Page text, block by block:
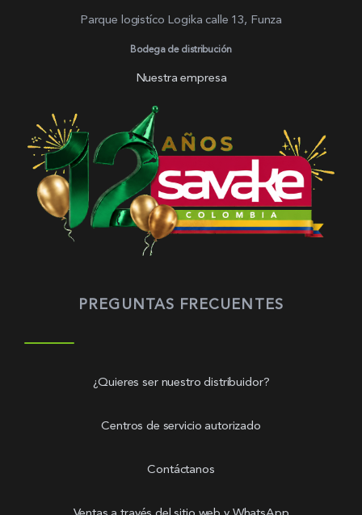
Parque logistíco Logika calle 13, Funza
Bodega de distribución
Nuestra empresa
PREGUNTAS FRECUENTES
¿Quieres ser nuestro distribuidor?
Centros de servicio autorizado
Contáctanos